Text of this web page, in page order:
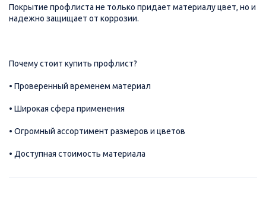
Покрытие профлиста не только придает материалу цвет, но и
надежно защищает от коррозии.
Почему стоит купить профлист?
• Проверенный временем материал
• Широкая сфера применения
• Огромный ассортимент размеров и цветов
• Доступная стоимость материала